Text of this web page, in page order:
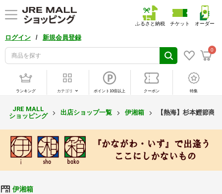
ログイン / 新規会員登録
0
ふるさと納税 チケット オーダー
ランキング カテゴリ ポイント10倍以上 クーポン 特集
JRE MALL
ショッピング
出店ショップ一覧 伊湘箱 【熱海】杉本鰹節商店
伊湘箱